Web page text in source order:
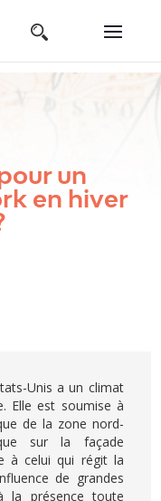
un
en hiver
Unis a un climat
Elle est soumise à
de la zone nord-
sur la façade
à celui qui régit la
de grandes
la présence toute